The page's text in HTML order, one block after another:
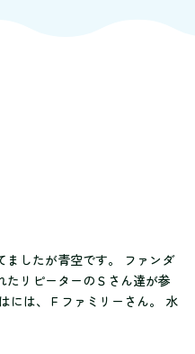
ましたが青空です。 ファンダ
たリピーターのＳさん達が参
には、Ｆファミリーさん。 水